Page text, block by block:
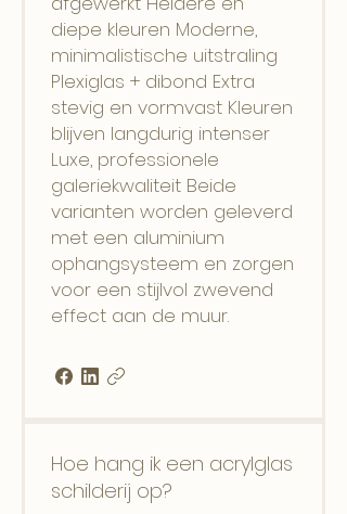
diepe kleuren Moderne,
minimalistische uitstraling
Plexiglas + dibond Extra
stevig en vormvast Kleuren
blijven langdurig intenser
Luxe, professionele
galeriekwaliteit Beide
varianten worden geleverd
met een aluminium
ophangsysteem en zorgen
voor een stijlvol zwevend
effect aan de muur.
Hoe hang ik een acrylglas
schilderij op?